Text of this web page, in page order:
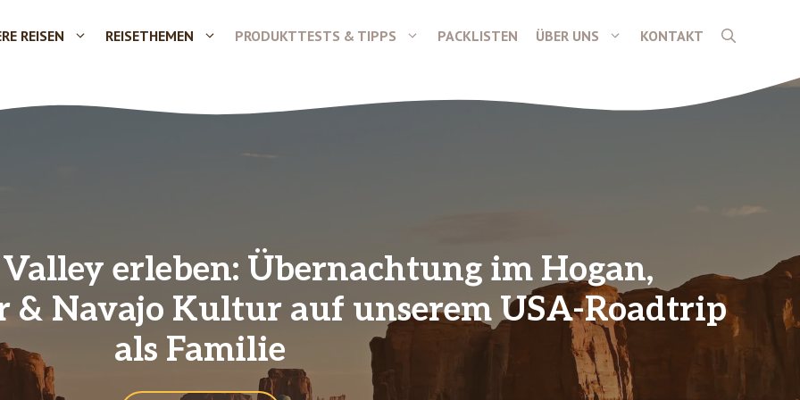
REISEN REISETHEMEN PRODUKTTESTS & TIPPS PACKLISTEN ÜBER UNS KONTAKT
erleben: Übernachtung im Hogan,
& Navajo Kultur auf unserem USA-Roadtrip
als Familie